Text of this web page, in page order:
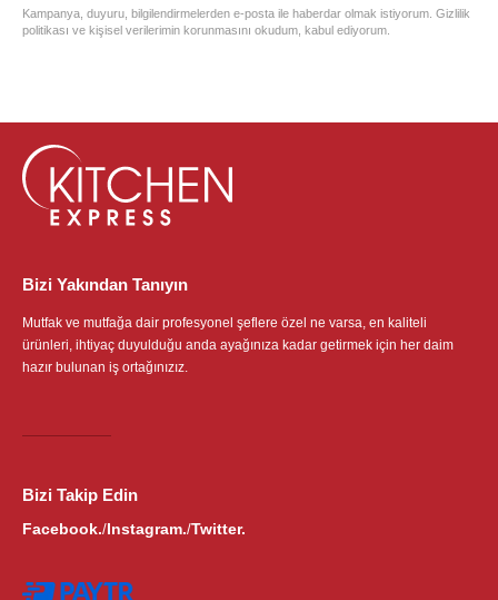
Kampanya, duyuru, bilgilendirmelerden e-posta ile haberdar olmak istiyorum. Gizlilik
politikası ve kişisel verilerimin korunmasını okudum, kabul ediyorum.
Bizi Yakından Tanıyın
Mutfak ve mutfağa dair profesyonel şeflere özel ne varsa, en kaliteli
ürünleri, ihtiyaç duyulduğu anda ayağınıza kadar getirmek için her daim
hazır bulunan iş ortağınızız.
Bizi Takip Edin
Facebook./Instagram./Twitter.